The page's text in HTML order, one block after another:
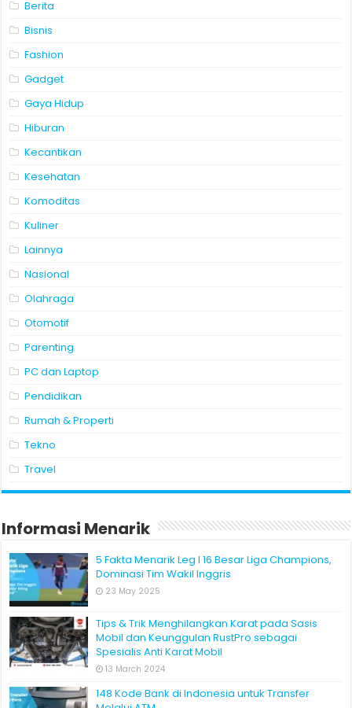
Berita
Bisnis
Fashion
Gadget
Gaya Hidup
Hiburan
Kecantikan
Kesehatan
Komoditas
Kuliner
Lainnya
Nasional
Olahraga
Otomotif
Parenting
PC dan Laptop
Pendidikan
Rumah & Properti
Tekno
Travel
Informasi Menarik
5 Fakta Menarik Leg I 16 Besar Liga Champions,
Dominasi Tim Wakil Inggris
23 May 2025
Tips & Trik Menghilangkan Karat pada Sasis
Mobil dan Keunggulan RustPro sebagai
Spesialis Anti Karat Mobil
13 March 2024
148 Kode Bank di Indonesia untuk Transfer